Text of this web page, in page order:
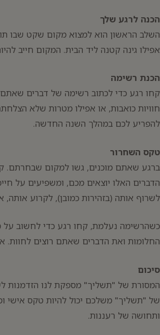
הכנה לרגע שלך
השלב הראשון הוא למצוא מקום שקט שבו
אפילו גינה קטנה ליד הבית. המקום חייב
הכנת רשימה
קחו רגע כדי לכתוב רשימה של דברים שאתם
חוויות כואבות, או אפילו מטרות שלא
להפריע לכם במהלך השנה החדשה.
טקס השחרור
ברגע שאתם מוכנים, גשו למקום שבחרתם.
הדברים האלו יוצאים מכם, ומשפיעים על
לשרוף אותה (בזהירות כמובן), לקרוע אותה,
כשהרשימה נעלמת, קחו רגע כדי לחשוב
החלומות ואת הדברים שאתם רוצים
סיכום
המסורת של "תשליך" מספקת לנו הזדמנות
של "תשליך" משלכם יכול להיות טקס אישי
ותחושה של רעננות.